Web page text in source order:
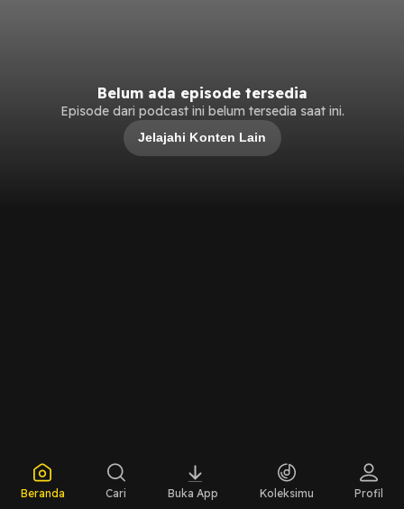
Belum ada episode tersedia
Episode dari podcast ini belum tersedia saat ini.
Jelajahi Konten Lain
Beranda Cari Buka App Koleksimu Profil